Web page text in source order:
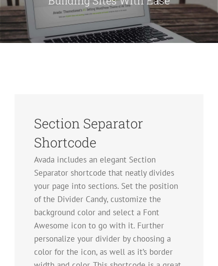
Section Separator
Shortcode
Avada includes an elegant Section
Separator shortcode that neatly divides
your page into sections. Set the position
of the Divider Candy, customize the
background color and select a Font
Awesome icon to go with it. Further
personalize your divider by choosing a
color for the icon, as well as it’s border